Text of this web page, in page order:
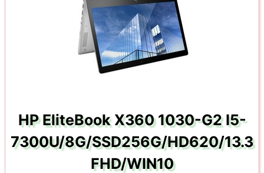
HP EliteBook X360 1030-G2 I5-
7300U/8G/SSD256G/HD620/13.3
FHD/WIN10